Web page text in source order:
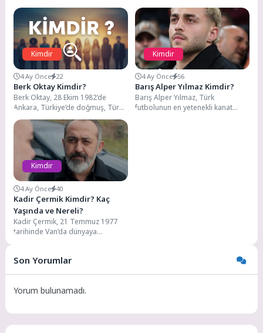
Kimdir
4 Ay Önce 22
Berk Oktay Kimdir?
Berk Oktay, 28 Ekim 1982’de
Ankara, Türkiye’de doğmuş, Türk
televizyonlarının sevilen
oyuncularından biri. Hem
modelliği...
Kimdir
4 Ay Önce 56
Barış Alper Yılmaz Kimdir?
Barış Alper Yılmaz, Türk
futbolunun en yetenekli kanat
Kimdir
4 Ay Önce 40
Kadir Çermik Kimdir? Kaç
Yaşında ve Nereli?
Kadir Çermik, 21 Temmuz 1977
tarihinde Van’da dünyaya
Son Yorumlar
Yorum bulunamadı.